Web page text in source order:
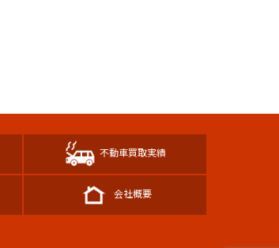
不動車買取実績
会社概要